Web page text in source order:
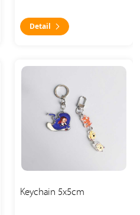
Detail
< 500)
Keychain 5x5cm
Detail Keychain 5x5cm